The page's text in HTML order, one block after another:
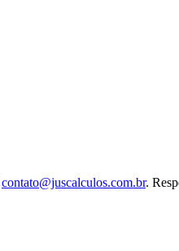
contato@juscalculos.com.br.